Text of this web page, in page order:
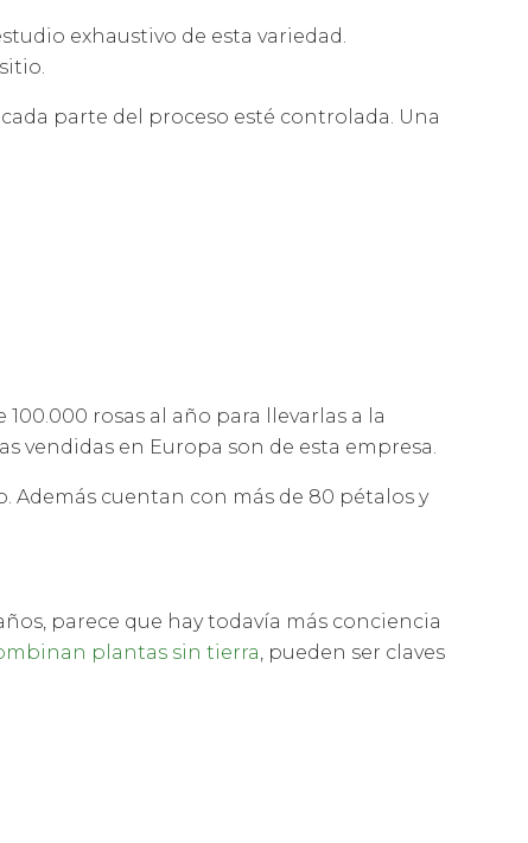
exhaustivo de esta variedad.
parte del proceso esté controlada. Una
rosas al año para llevarlas a la
vendidas en Europa son de esta empresa.
Además cuentan con más de 80 pétalos y
parece que hay todavía más conciencia
plantas sin tierra , pueden ser claves